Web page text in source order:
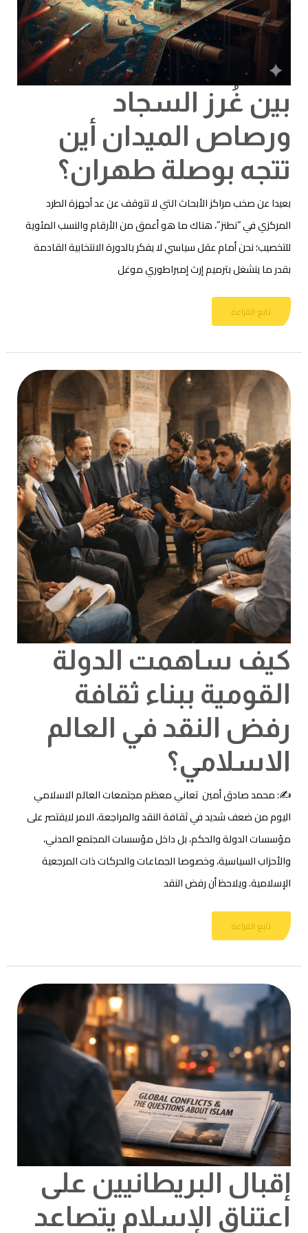
بين غُرز السجاد
ورصاص الميدان أين
تتجه بوصلة طهران؟
بعيدا عن صخب مراكز الأبحاث التي لا تتوقف عن عد أجهزة الطرد
المركزي في “نطنز”، هناك ما هو أعمق من الأرقام والنسب المئوية
للتخصيب؛ نحن أمام عقل سياسي لا يفكر بالدورة الانتخابية القادمة
بقدر ما ينشغل بترميم إرث إمبراطوري موغل
تابع القراءة
كيف ساهمت الدولة
القومية ببناء ثقافة
رفض النقد في العالم
الاسلامي؟
✍: محمد صادق أمين تعاني معظم مجتمعات العالم الاسلامي
اليوم من ضعف شديد في ثقافة النقد والمراجعة، الامر لايقتصر على
مؤسسات الدولة والحكم، بل داخل مؤسسات المجتمع المدني،
والأحزاب السياسية، وخصوصا الجماعات والحركات ذات المرجعية
الإسلامية. ويلاحظ أن رفض النقد
كيف
الدولة
القومية
ببناءثقافةرفض
النقد
الاسلامي؟
تابع القراءة
إقبال البريطانيين على
اعتناق الإسلام يتصاعد
إقبال
على
اعتناق
الإسلام
يتصاعدفهل
ساهمتحرب
غزة
بتسريعه؟